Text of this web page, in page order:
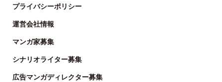
プライバシーポリシー
運営会社情報
マンガ家募集
シナリオライター募集
広告マンガディレクター募集